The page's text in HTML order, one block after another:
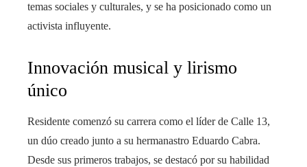
temas sociales y culturales, y se ha posicionado como un
activista influyente.
Innovación musical y lirismo
único
Residente comenzó su carrera como el líder de Calle 13,
un dúo creado junto a su hermanastro Eduardo Cabra.
Desde sus primeros trabajos, se destacó por su habilidad